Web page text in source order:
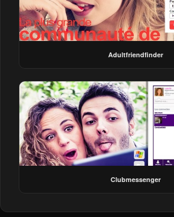
Adultfriendfinder
Clubmessenger